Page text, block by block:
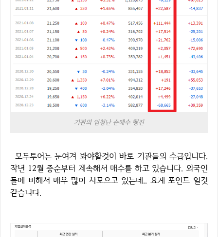
기관의 엄청난 순매수 행진
모두투어는 눈여겨 봐야할것이 바로 기관들의 수급입니다.
작년 12월 중순부터 계속해서 매수를 하고 있습니다. 외국인
들에 비해서 매우 많이 사모으고 있는데.. 요게 포인트 일것
같습니다.